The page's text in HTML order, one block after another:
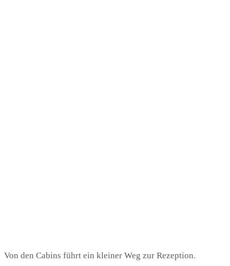
Von den Cabins führt ein kleiner Weg zur Rezeption.